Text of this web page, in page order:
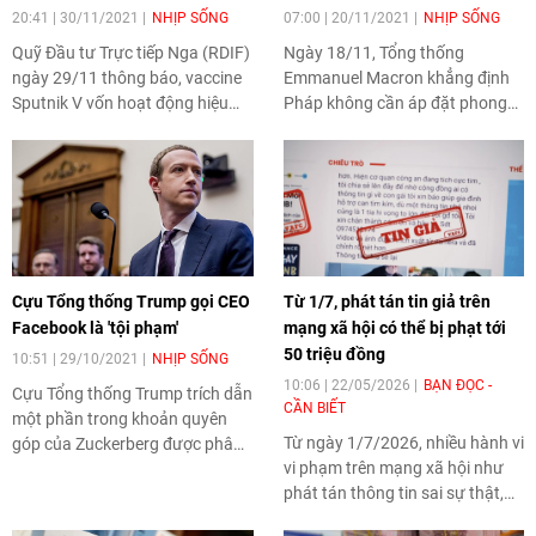
20:41 | 30/11/2021 NHỊP SỐNG
Quỹ Đầu tư Trực tiếp Nga (RDIF)
ngày 29/11 thông báo, vaccine
Sputnik V vốn hoạt động hiệu
của virus SARS-CoV-2 nhưng
hiện đơn vị này đang phát triển
một phiên bản vaccine khác để
tiêm tăng cường.
07:00 | 20/11/2021 NHỊP SỐNG
Ngày 18/11, Tổng thống
Emmanuel Macron khẳng định
Pháp không cần áp đặt phong
như nhiều quốc gia châu Âu
khác.
Cựu Tổng thống Trump gọi CEO
Facebook là 'tội phạm'
10:51 | 29/10/2021 NHỊP SỐNG
Cựu Tổng thống Trump trích dẫn
một phần trong khoản quyên
góp của Zuckerberg được phân
Từ 1/7, phát tán tin giả trên
mạng xã hội có thể bị phạt tới
50 triệu đồng
10:06 | 22/05/2026
BẠN ĐỌC -
CẦN BIẾT
Từ ngày 1/7/2026, nhiều hành vi
vi phạm trên mạng xã hội như
phát tán thông tin sai sự thật,